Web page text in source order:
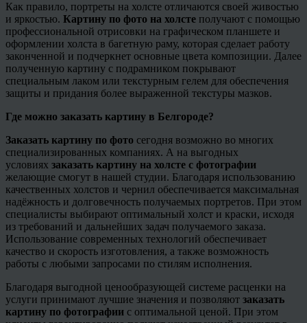
Как правило, портреты на холсте отличаются своей живостью
и яркостью. Картину по фото на холсте получают с помощью
профессиональной отрисовки на графическом планшете и
оформлении холста в багетную раму, которая сделает работу
законченной и подчеркнет основные цвета композиции. Далее
полученную картину с подрамником покрывают
специальным лаком или текстурным гелем для обеспечения
защиты и придания более выраженной текстуры мазков.
Где можно заказать картину в Белгороде?
Заказать картину по фото сегодня возможно во многих
специализированных компаниях. А на выгодных
условиях заказать картину на холсте с фотографии
желающие смогут в нашей студии. Благодаря использованию
качественных холстов и чернил обеспечивается максимальная
надёжность и долговечность получаемых портретов. При этом
специалисты выбирают оптимальный холст и краски, исходя
из требований и дальнейших задач получаемого заказа.
Использование современных технологий обеспечивает
качество и скорость изготовления, а также возможность
работы с любыми запросами по стилям исполнения.
Благодаря выгодной ценообразующей системе расценки на
услуги принимают лучшие значения и позволяют заказать
картину по фотографии с оптимальной ценой. При этом